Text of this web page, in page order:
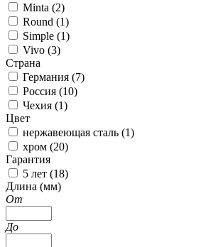
Minta (2)
Round (1)
Simple (1)
Vivo (3)
Страна
Германия (7)
Россия (10)
Чехия (1)
Цвет
нержавеющая сталь (1)
хром (20)
Гарантия
5 лет (18)
Длина (мм)
От
До